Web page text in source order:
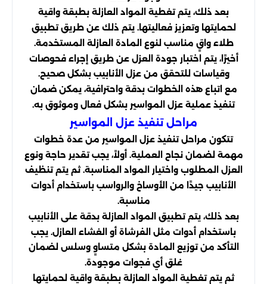
بعد ذلك، يتم تغطية المواد العازلة بطبقة واقية
لحمايتها وتعزيز فعاليتها. يتم ذلك عن طريق تطبيق
طلاء واقٍ مناسب لنوع المادة العازلة المستخدمة.
أخيرًا، يتم اختبار جودة العزل عن طريق إجراء فحوصات
وقياسات للتحقق من عزل الأنابيب بشكل صحيح.
مع اتباع هذه الخطوات بدقة واحترافية، يمكن ضمان
تنفيذ عملية عزل المواسير بشكل فعال وموثوق به.
مراحل تنفيذ عزل المواسير
تتكون مراحل تنفيذ عزل المواسير من عدة خطوات
مهمة لضمان نجاح العملية. أولاً، يجب تقدير حاجة ونوع
العزل المطلوب واختيار المواد المناسبة. ثم يتم تنظيف
الأنابيب جيدًا من الأوساخ والرواسب باستخدام أدوات
مناسبة.
بعد ذلك، يتم تطبيق المواد العازلة بدقة على الأنابيب
باستخدام أدوات مثل الفرشاة أو الغشاء العازل. يجب
التأكد من توزيع المادة بشكل متساوٍ وسلس لضمان
غلق أي فجوات موجودة.
ثم يتم تغطية المواد العازلة بطبقة واقية لحمايتها